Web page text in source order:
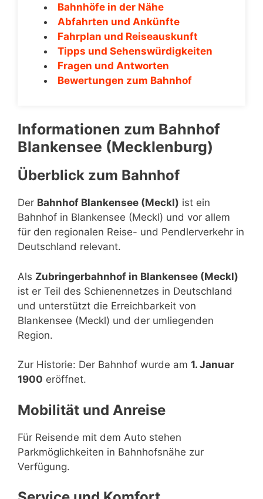
Bahnhöfe in der Nähe
Abfahrten und Ankünfte
Fahrplan und Reiseauskunft
Tipps und Sehenswürdigkeiten
Fragen und Antworten
Bewertungen zum Bahnhof
Informationen zum Bahnhof
Blankensee (Mecklenburg)
Überblick zum Bahnhof
Der Bahnhof Blankensee (Meckl) ist ein
Bahnhof in Blankensee (Meckl) und vor allem
für den regionalen Reise- und Pendlerverkehr in
Deutschland relevant.
Als Zubringerbahnhof in Blankensee (Meckl)
ist er Teil des Schienennetzes in Deutschland
und unterstützt die Erreichbarkeit von
Blankensee (Meckl) und der umliegenden
Region.
Zur Historie: Der Bahnhof wurde am 1. Januar
1900 eröffnet.
Mobilität und Anreise
Für Reisende mit dem Auto stehen
Parkmöglichkeiten in Bahnhofsnähe zur
Verfügung.